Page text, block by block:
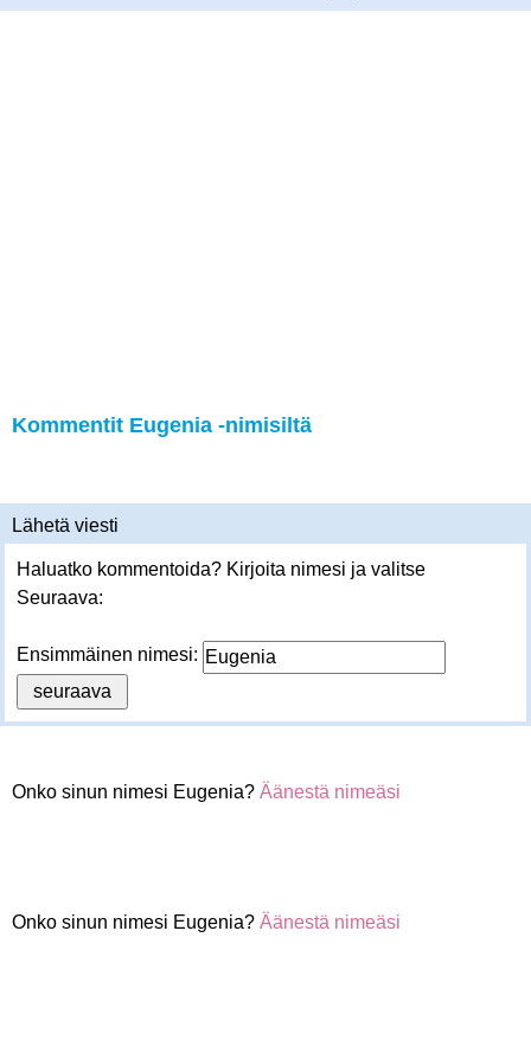
Kommentit Eugenia -nimisiltä
Lähetä viesti
Haluatko kommentoida? Kirjoita nimesi ja valitse
Seuraava:
Ensimmäinen nimesi:
Onko sinun nimesi Eugenia? Äänestä nimeäsi
Onko sinun nimesi Eugenia? Äänestä nimeäsi